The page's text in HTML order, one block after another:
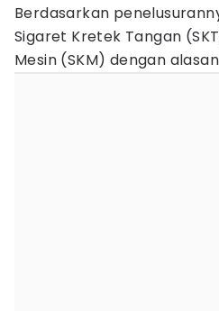
Berdasarkan
Sigaret Kretek Tangan
Mesin (SKM) dengan